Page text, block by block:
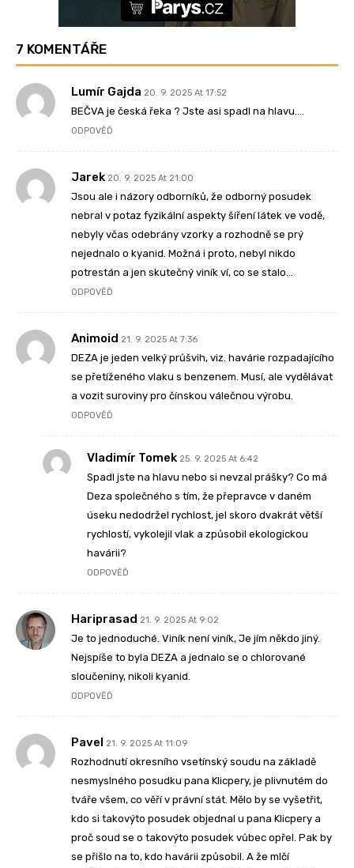
7 KOMENTÁŘE
Lumír Gajda 20. 9. 2025 At 17:52
BEČVA je česká řeka ? Jste asi spadl na hlavu….
ODPOVĚĎ
Jarek 20. 9. 2025 At 21:00
Jsou ale i názory odborníků, že odborný posudek
nebral v potaz fyzikální aspekty šíření látek ve vodě,
nebyly včas odebrány vzorky a rozhodně se prý
nejednalo o kyanid. Možná i proto, nebyl nikdo
potrestán a jen skutečný viník ví, co se stalo…
ODPOVĚĎ
Animoid 21. 9. 2025 At 7:36
DEZA je jeden velký průšvih, viz. havárie rozpadajícího
se přetíženého vlaku s benzenem. Musí, ale vydělávat
a vozit suroviny pro čínskou válečnou výrobu.
ODPOVĚĎ
Vladimír Tomek 25. 9. 2025 At 6:42
Spadl jste na hlavu nebo si nevzal prášky? Co má
Deza společného s tím, že přepravce v daném
úseku nedodržel rychlost, jel skoro dvakrát větší
rychlostí, vykolejil vlak a způsobil ekologickou
havárii?
ODPOVĚĎ
Hariprasad 21. 9. 2025 At 9:02
Je to jednoduché. Viník není viník, Je jím někdo jiný.
Nejspíše to byla DEZA a jednalo se o chlorované
sloučeniny, nikoli kyanid.
ODPOVĚĎ
Pavel 21. 9. 2025 At 11:09
Rozhodnutí okresního vsetínský soudu na základě
nesmyslného posudku pana Klicpery, je plivnutém do
tváře všem, co věří v právní stát. Mělo by se vyšetřit,
kdo si takovýto posudek objednal u pana Klicpery a
proč soud se o takovýto posudek vůbec opřel. Pak by
se přišlo na to, kdo havárii způsobil. A že mlčí